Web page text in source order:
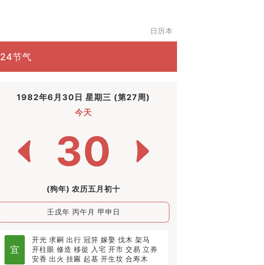
日历本
24节气
1982年6月30日 星期三 (第27周)
今天
30
(狗年) 农历五月初十
壬戌年 丙午月 甲申日
宜
开光 求嗣 出行 冠笄 嫁娶 伐木 架马
开柱眼 修造 移徙 入宅 开市 交易 立券
安香 出火 挂匾 起基 开生坟 合寿木